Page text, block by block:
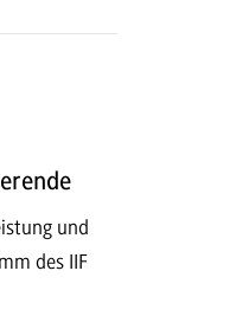
und
des IIF